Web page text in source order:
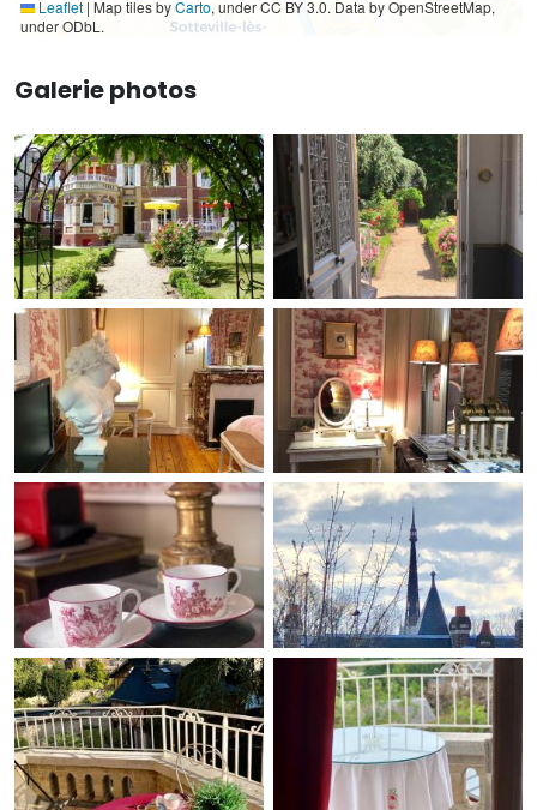
Leaflet | Map tiles byCarto, under CC BY 3.0. Data by OpenStreetMap,
under ODbL.
Galerie photos